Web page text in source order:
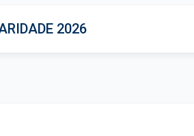
2026